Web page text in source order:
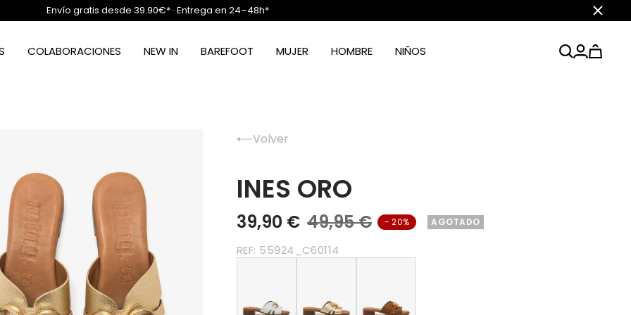
Envío gratis desde 39.90€* · Entrega en 24–48h* Cerrar
COLABORACIONES NEW IN BAREFOOT MUJER HOMBRE NIÑOS
Volver
INES ORO
39,90 € 49,95 € - 20% AGOTADO
REF: 55924_C60114